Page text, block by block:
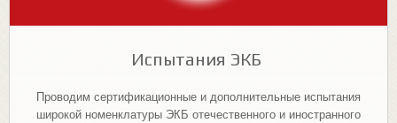
Испытания ЭКБ
Проводим сертификационные и дополнительные испытания
широкой номенклатуры ЭКБ отечественного и иностранного